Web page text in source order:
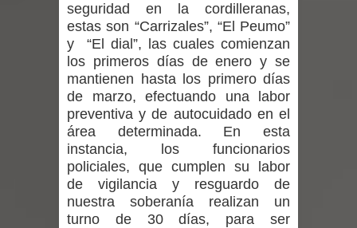
ministra de Salud por dejar fuera a
Linares: “No dará la cara”
Seremi de Desarrollo Social y Familia
mantiene despliegue para apoyar a
niños y adolescentes durante la
emergencia.
Del anime al K-pop: especialistas U.
seguridad en la cordilleranas,
estas son “Carrizales”, “El Peumo”
y “El dial”, las cuales comienzan
los primeros días de enero y se
mantienen hasta los primero días
de marzo, efectuando una labor
preventiva y de autocuidado en el
área determinada. En esta
instancia, los funcionarios
policiales, que cumplen su labor
de vigilancia y resguardo de
nuestra soberanía realizan un
turno de 30 días, para ser